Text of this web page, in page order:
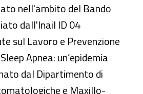
nell'ambito del Bando
dall'Inail ID 04
sul Lavoro e Prevenzione
Apnea: un’epidemia
dal Dipartimento di
e Maxillo-